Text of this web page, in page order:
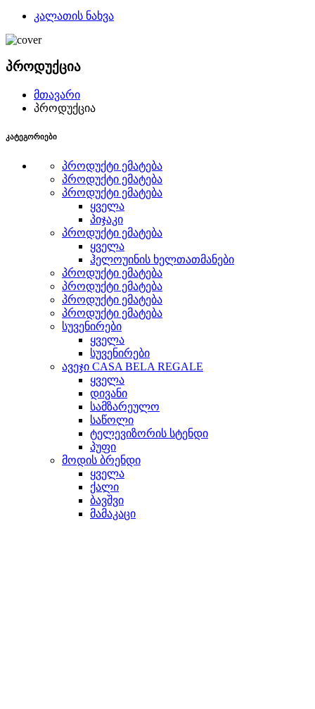
კალათის ნახვა
პროდუქცია
მთავარი
პროდუქცია
კატეგორიები
პროდუქტი ემატება
პროდუქტი ემატება
პროდუქტი ემატება
ყველა
პიჯაკი
პროდუქტი ემატება
ყველა
ჰელოუინის ხელთათმანები
პროდუქტი ემატება
პროდუქტი ემატება
პროდუქტი ემატება
პროდუქტი ემატება
სუვენირები
ყველა
სუვენირები
ავეჯი CASA BELA REGALE
ყველა
დივანი
სამზარეულო
საწოლი
ტელევიზორის სტენდი
პუფი
მოდის ბრენდი
ყველა
ქალი
ბავშვი
მამაკაცი